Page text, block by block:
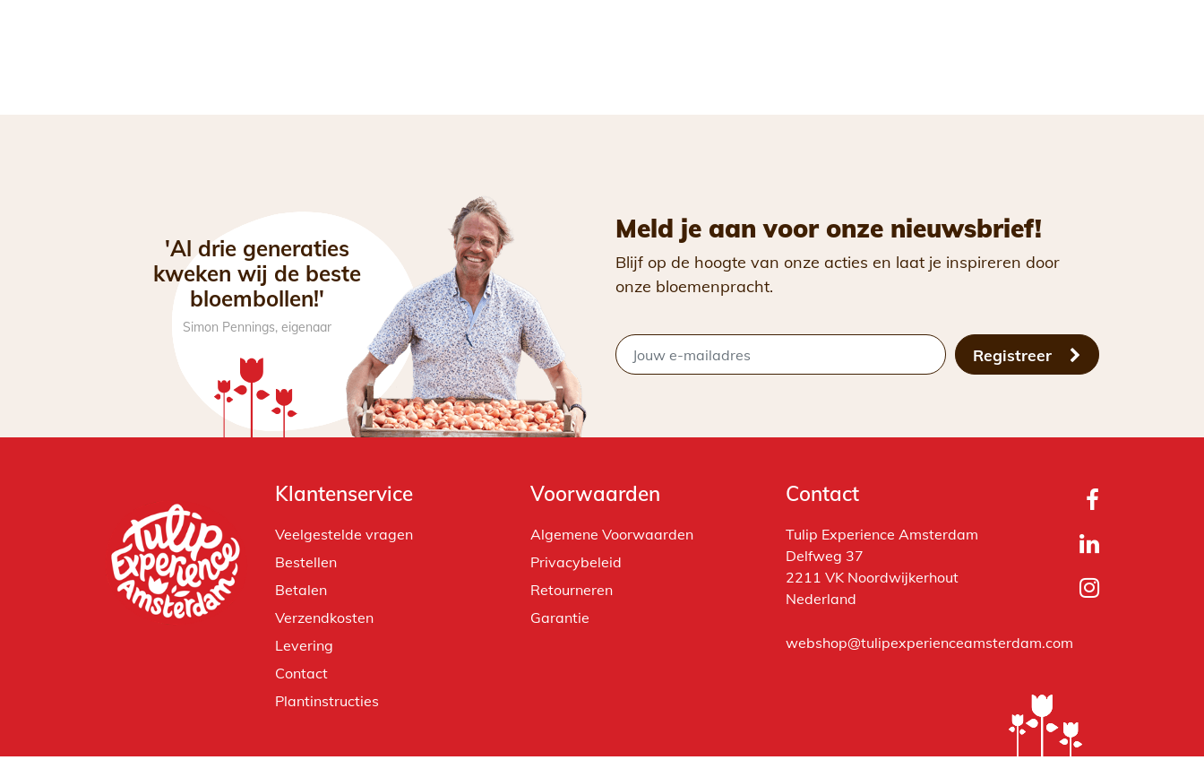
'Al drie generaties
kweken wij de beste
bloembollen!'
Simon Pennings, eigenaar
Meld je aan voor onze nieuwsbrief!
Blijf op de hoogte van onze acties en laat je inspireren door
onze bloemenpracht.
Registreer
Klantenservice
Veelgestelde vragen
Bestellen
Betalen
Verzendkosten
Levering
Contact
Plantinstructies
Voorwaarden
Algemene Voorwaarden
Privacybeleid
Retourneren
Garantie
Contact
Tulip Experience Amsterdam
Delfweg 37
2211 VK Noordwijkerhout
Nederland
webshop@tulipexperienceamsterdam.com